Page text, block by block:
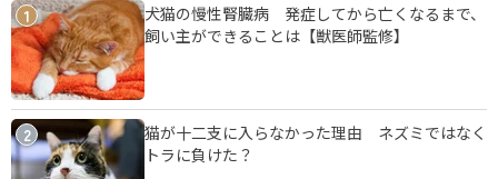
1
犬猫の慢性腎臓病 発症してから亡くなるまで、
飼い主ができることは【獣医師監修】
2
猫が十二支に入らなかった理由 ネズミではなく
トラに負けた？